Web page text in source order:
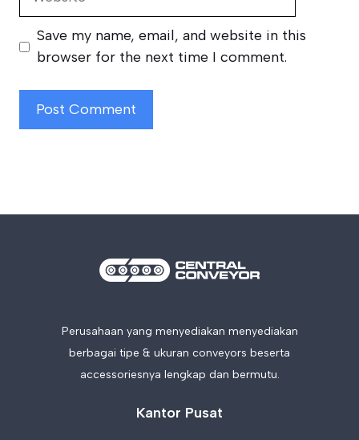
Save my name, email, and website in this
browser for the next time I comment.
Perusahaan yang menyediakan menyediakan
berbagai tipe & ukuran conveyors beserta
accessoriesnya lengkap dan bermutu.
Kantor Pusat